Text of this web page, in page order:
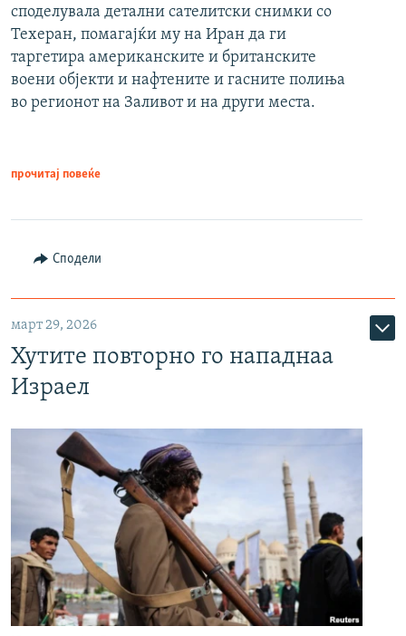
споделувала детални сателитски снимки со
Техеран, помагајќи му на Иран да ги
таргетира американските и британските
воени објекти и нафтените и гасните полиња
во регионот на Заливот и на други места.
прочитај повеќе
Сподели
март 29, 2026
Хутите повторно го нападнаа
Израел